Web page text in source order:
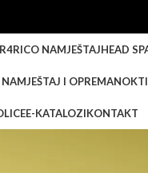
4RICO NAMJEŠTAJHEAD
I OPREMANOKTI
E-KATALOZIKONTAKT